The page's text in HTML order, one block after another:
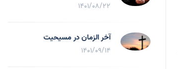
1401/08/22
آخر الزمان در مسیحیت
1401/09/14